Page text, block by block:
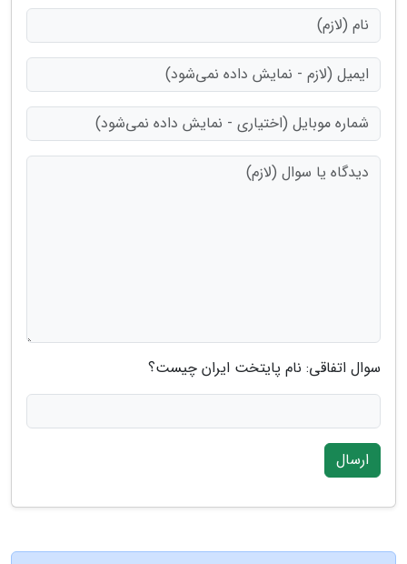
سوال اتفاقی: نام پایتخت ایران چیست؟
ارسال